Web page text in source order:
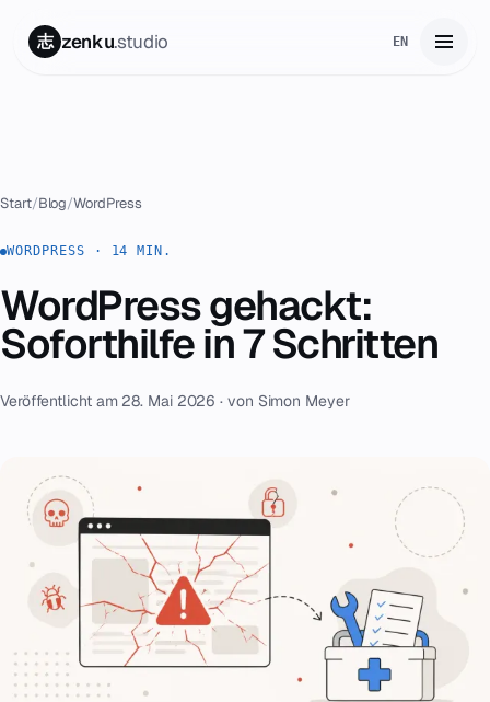
志 zenku.studio EN
02Leistungen
03Zenku Complete
04Projekte
Preise
Kontakt
Notfall
08English
hello@zenku.studio
Start/Blog/WordPress
WORDPRESS · 14 MIN.
WordPress gehackt:
Soforthilfe in 7 Schritten
Veröffentlicht am 28. Mai 2026 · von Simon Meyer